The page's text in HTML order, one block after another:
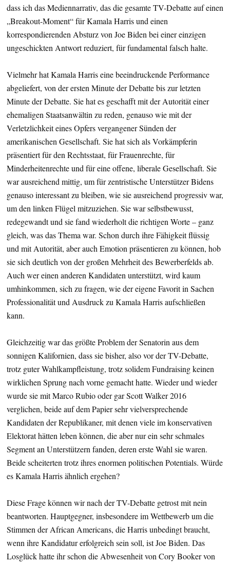
dass ich das Mediennarrativ, das die gesamte TV-Debatte auf einen
„Breakout-Moment“ für Kamala Harris und einen
korrespondierenden Absturz von Joe Biden bei einer einzigen
ungeschickten Antwort reduziert, für fundamental falsch halte.
Vielmehr hat Kamala Harris eine beeindruckende Performance
abgeliefert, von der ersten Minute der Debatte bis zur letzten
Minute der Debatte. Sie hat es geschafft mit der Autorität einer
ehemaligen Staatsanwältin zu reden, genauso wie mit der
Verletzlichkeit eines Opfers vergangener Sünden der
amerikanischen Gesellschaft. Sie hat sich als Vorkämpferin
präsentiert für den Rechtsstaat, für Frauenrechte, für
Minderheitenrechte und für eine offene, liberale Gesellschaft. Sie
war ausreichend mittig, um für zentristische Unterstützer Bidens
genauso interessant zu bleiben, wie sie ausreichend progressiv war,
um den linken Flügel mitzuziehen. Sie war selbstbewusst,
redegewandt und sie fand wiederholt die richtigen Worte – ganz
gleich, was das Thema war. Schon durch ihre Fähigkeit flüssig
und mit Autorität, aber auch Emotion präsentieren zu können, hob
sie sich deutlich von der großen Mehrheit des Bewerberfelds ab.
Auch wer einen anderen Kandidaten unterstützt, wird kaum
umhinkommen, sich zu fragen, wie der eigene Favorit in Sachen
Professionalität und Ausdruck zu Kamala Harris aufschließen
kann.
Gleichzeitig war das größte Problem der Senatorin aus dem
sonnigen Kalifornien, dass sie bisher, also vor der TV-Debatte,
trotz guter Wahlkampfleistung, trotz solidem Fundraising keinen
wirklichen Sprung nach vorne gemacht hatte. Wieder und wieder
wurde sie mit Marco Rubio oder gar Scott Walker 2016
verglichen, beide auf dem Papier sehr vielversprechende
Kandidaten der Republikaner, mit denen viele im konservativen
Elektorat hätten leben können, die aber nur ein sehr schmales
Segment an Unterstützern fanden, deren erste Wahl sie waren.
Beide scheiterten trotz ihres enormen politischen Potentials. Würde
es Kamala Harris ähnlich ergehen?
Diese Frage können wir nach der TV-Debatte getrost mit nein
beantworten. Hauptgegner, insbesondere im Wettbewerb um die
Stimmen der African Americans, die Harris unbedingt braucht,
wenn ihre Kandidatur erfolgreich sein soll, ist Joe Biden. Das
Losglück hatte ihr schon die Abwesenheit von Cory Booker von